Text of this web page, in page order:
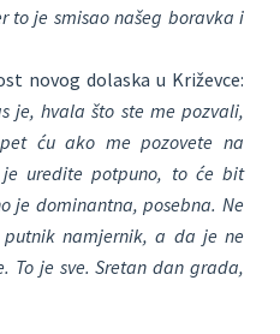
to je smisao našeg boravka i
novog dolaska u Križevce:
je, hvala što ste me pozvali,
ću ako me pozovete na
uredite potpuno, to će bit
je dominantna, posebna. Ne
putnik namjernik, a da je ne
To je sve. Sretan dan grada,